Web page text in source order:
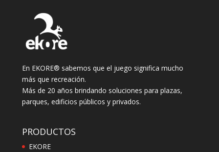
En EKORE® sabemos que el juego significa mucho
más que recreación.
Más de 20 años brindando soluciones para plazas,
parques, edificios públicos y privados.
PRODUCTOS
EKORE